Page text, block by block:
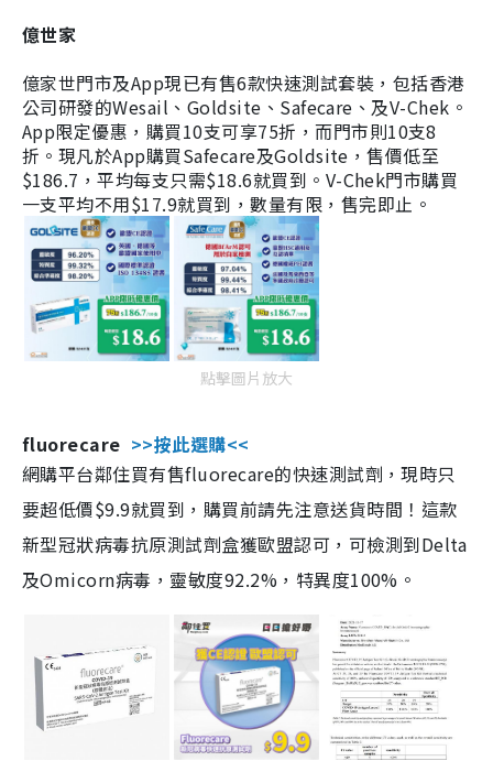
億世家
億家世門市及App現已有售6款快速測試套裝，包括香港
公司研發的Wesail、Goldsite、Safecare、及V-Chek。
App限定優惠，購買10支可享75折，而門市則10支8
折。現凡於App購買Safecare及Goldsite，售價低至
$186.7，平均每支只需$18.6就買到。V-Chek門市購買
一支平均不用$17.9就買到，數量有限，售完即止。
點擊圖片放大
fluorecare >>按此選購<<
網購平台鄰住買有售fluorecare的快速測試劑，現時只
要超低價$9.9就買到，購買前請先注意送貨時間！這款
新型冠狀病毒抗原測試劑盒獲歐盟認可，可檢測到Delta
及Omicorn病毒，靈敏度92.2%，特異度100%。